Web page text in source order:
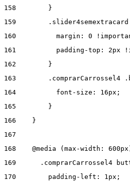
158
        }
159
160
margin: 0
161
padding-top: 2px
162
        }
163
.comprarCarrossel4
164
          font-size: 16px;
165
        }
166
    }
167
168
@media (max-width:
169
.comprarCarrossel4
170
        padding-left: 1px;